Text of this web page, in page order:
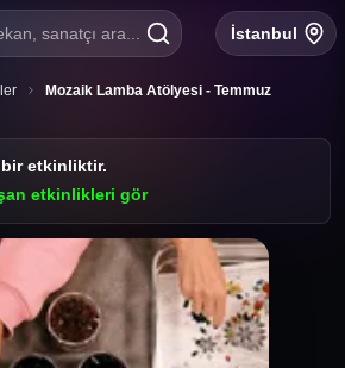
sanatçı ara... İstanbul
Mozaik Lamba Atölyesi - Temmuz
etkinliktir.
etkinlikleri gör